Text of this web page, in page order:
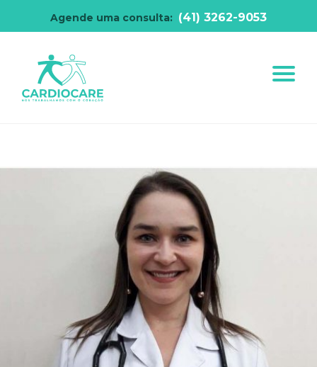
Agende uma consulta: (41) 3262-9053